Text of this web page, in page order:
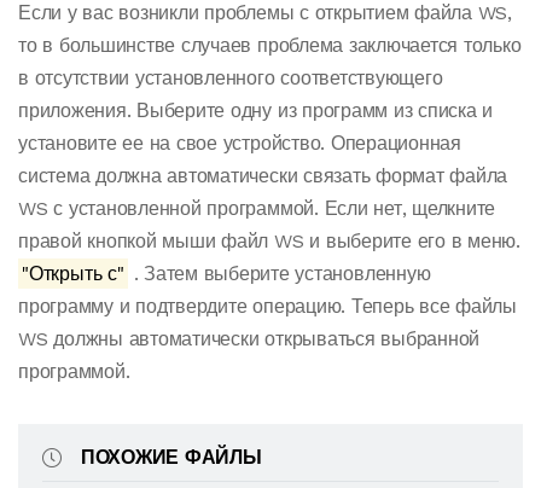
Если у вас возникли проблемы с открытием файла WS,
то в большинстве случаев проблема заключается только
в отсутствии установленного соответствующего
приложения. Выберите одну из программ из списка и
установите ее на свое устройство. Операционная
система должна автоматически связать формат файла
WS с установленной программой. Если нет, щелкните
правой кнопкой мыши файл WS и выберите его в меню.
"Открыть с" . Затем выберите установленную
программу и подтвердите операцию. Теперь все файлы
WS должны автоматически открываться выбранной
программой.
ПОХОЖИЕ ФАЙЛЫ